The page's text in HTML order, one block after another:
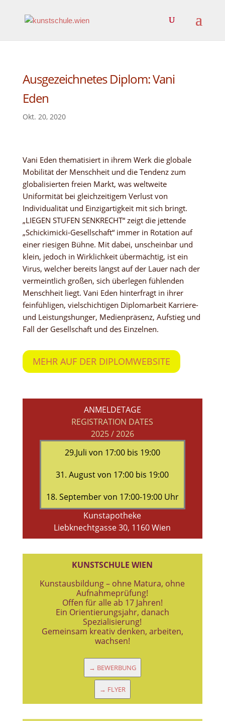
Ausgezeichnetes Diplom: Vani
Eden
Okt. 20, 2020
Vani Eden thematisiert in ihrem Werk die globale
Mobilität der Menschheit und die Tendenz zum
globalisierten freien Markt, was weltweite
Uniformität bei gleichzeitigem Verlust von
Individualität und Einzigartigkeit mit sich bringt.
„LIEGEN STUFEN SENKRECHT“ zeigt die jettende
„Schickimicki-Gesellschaft“ immer in Rotation auf
einer riesigen Bühne. Mit dabei, unscheinbar und
klein, jedoch in Wirklichkeit übermächtig, ist ein
Virus, welcher bereits längst auf der Lauer nach der
vermeintlich großen, sich überlegen fühlenden
Menschheit liegt. Vani Eden hinterfragt in ihrer
feinfühligen, vielschichtigen Diplomarbeit Karriere-
und Leistungshunger, Medienpräsenz, Aufstieg und
Fall der Gesellschaft und des Einzelnen.
MEHR AUF DER DIPLOMWEBSITE
ANMELDETAGE
REGISTRATION DATES
2025 / 2026
29.Juli von 17:00 bis 19:00
31. August von 17:00 bis 19:00
18. September von 17:00-19:00 Uhr
Kunstapotheke
Liebknechtgasse 30, 1160 Wien
KUNSTSCHULE WIEN
Kunstausbildung – ohne Matura, ohne
Aufnahmeprüfung!
Offen für alle ab 17 Jahren!
Ein Orientierungsjahr, danach
Spezialisierung!
Gemeinsam kreativ denken, arbeiten,
wachsen!
→ BEWERBUNG
→ FLYER